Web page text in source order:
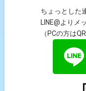
ちょっとした
LINE@よりメ
（PCの方は